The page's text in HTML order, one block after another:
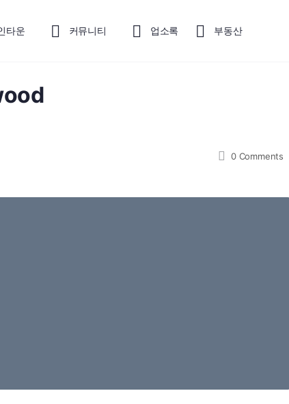
타운 커뮤니티 업소록 부동산
0 Comments